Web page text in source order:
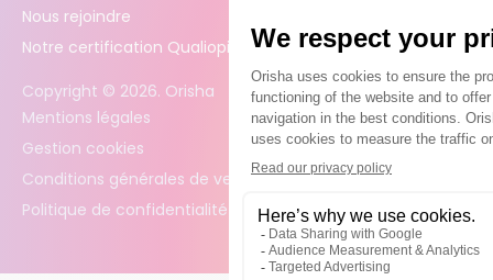
Nous rejoindre
Notre certification Qualiopi
Copyright © 2026. Orisha
Mentions légales
Gestion cookies
Conditions générales de vente
Politique de confidentialité des données